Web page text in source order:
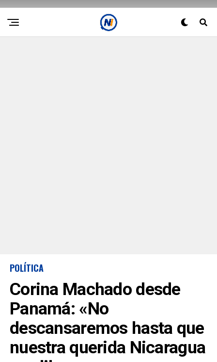
POLÍTICA
Corina Machado desde
Panamá: «No
descansaremos hasta que
nuestra querida Nicaragua